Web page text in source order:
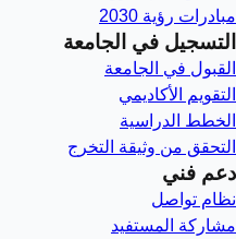
مبادرات رؤية 2030
التسجيل في الجامعة
القبول في الجامعة
التقويم الأكاديمي
الخطط الدراسية
التحقق من وثيقة التخرج
دعم فني
نظام تواصل
مشاركة المستفيد